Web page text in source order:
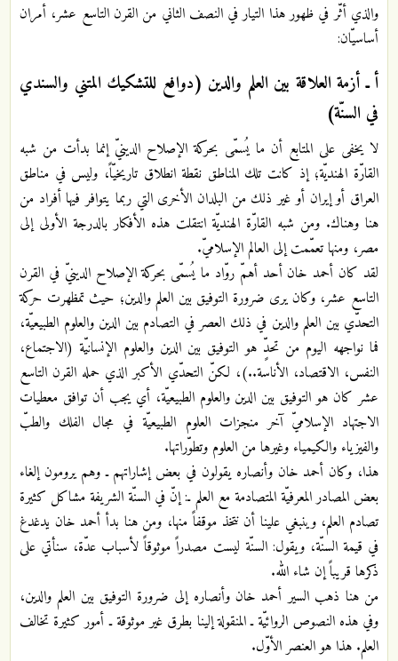
والذي أثّر في ظهور هذا التيار في النصف الثاني من القرن التاسع عشر، أمران
أساسيّان:
أ ـ أزمة العلاقة بين العلم والدين (دوافع للتشكيك المتني والسندي
في السنّة)
لا يخفى على المتابع أن ما يُسمّى بحركة الإصلاح الدينيّ إنما بدأت من شبه
القارّة الهنديّة؛ إذ كانت تلك المناطق نقطة انطلاق تاريخيّاً، وليس في مناطق
العراق أو إيران أو غير ذلك من البلدان الأخرى التي ربما يتوافر فيها أفراد من
هنا وهناك. ومن شبه القارّة الهنديّة انتقلت هذه الأفكار بالدرجة الأولى إلى
مصر، ومنها تعمّمت إلى العالم الإسلاميّ.
لقد كان أحمد خان أحد أهمّ روّاد ما يُسمّى بحركة الإصلاح الدينيّ في القرن
التاسع عشر، وكان يرى ضرورة التوفيق بين العلم والدين؛ حيث تمظهرت حركة
التحدّي بين العلم والدين في ذلك العصر في التصادم بين الدين والعلوم الطبيعيّة،
فما نواجهه اليوم من تحدٍّ هو التوفيق بين الدين والعلوم الإنسانيّة (الاجتماع،
النفس، الاقتصاد، الأناسة..)، لكنّ التحدّي الأكبر الذي حمله القرن التاسع
عشر كان هو التوفيق بين الدين والعلوم الطبيعيّة، أي يجب أن توافق معطيات
الاجتهاد الإسلاميّ آخر منجزات العلوم الطبيعيّة في مجال الفلك والطبّ
والفيزياء والكيمياء وغيرها من العلوم وتطوّراتها.
هذا، وكان أحمد خان وأنصاره يقولون في بعض إشاراتهم ـ وهم يرومون إلغاء
بعض المصادر المعرفيّة المتصادمة مع العلم ـ: إنّ في السنّة الشريفة مشاكل كثيرة
تصادم العلم، وينبغي علينا أن نتخذ موقفاً منها، ومن هنا بدأ أحمد خان يدغدغ
في قيمة السنّة، ويقول: السنّة ليست مصدراً موثوقاً لأسباب عدّة، سنأتي على
ذكرها قريباً إن شاء الله.
من هنا ذهب السير أحمد خان وأنصاره إلى ضرورة التوفيق بين العلم والدين،
وفي هذه النصوص الروائيّة ـ المنقولة إلينا بطرق غير موثوقة ـ أمور كثيرة تخالف
العلم. هذا هو العنصر الأوّل.